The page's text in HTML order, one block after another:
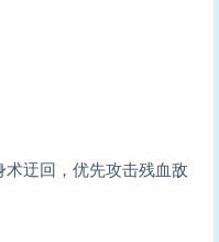
迂回，优先攻击残血敌